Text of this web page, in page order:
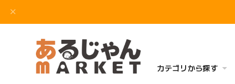
カテゴリから探す